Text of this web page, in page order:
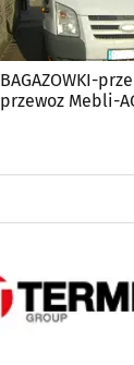
BAGAZOWKI-
przewoz Mebli-